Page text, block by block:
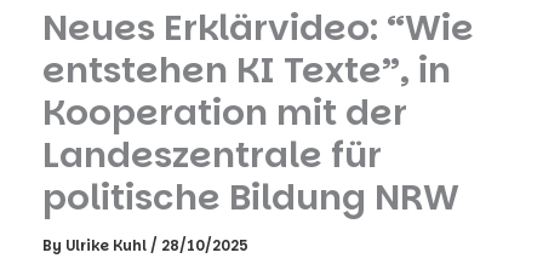
Neues Erklärvideo: “Wie
entstehen KI Texte”, in
Kooperation mit der
Landeszentrale für
politische Bildung NRW
By Ulrike Kuhl / 28/10/2025